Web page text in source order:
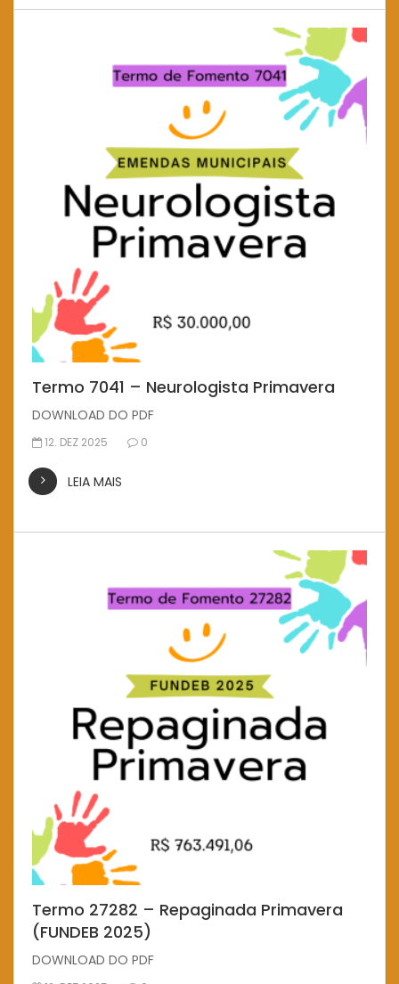
Termo 7041 – Neurologista Primavera
DOWNLOAD DO PDF
12. DEZ 2025 0
LEIA MAIS
Termo 27282 – Repaginada Primavera
(FUNDEB 2025)
DOWNLOAD DO PDF